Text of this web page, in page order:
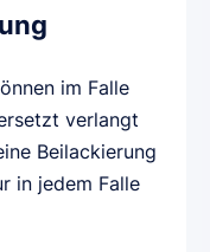
im Falle
verlangt
Beilackierung
in jedem Falle